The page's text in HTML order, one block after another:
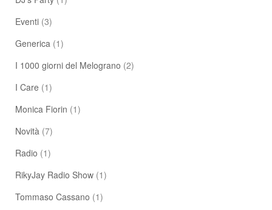
Eventi (3)
Generica (1)
I 1000 giorni del Melograno (2)
I Care (1)
Monica Fiorin (1)
Novità (7)
Radio (1)
RikyJay Radio Show (1)
Tommaso Cassano (1)